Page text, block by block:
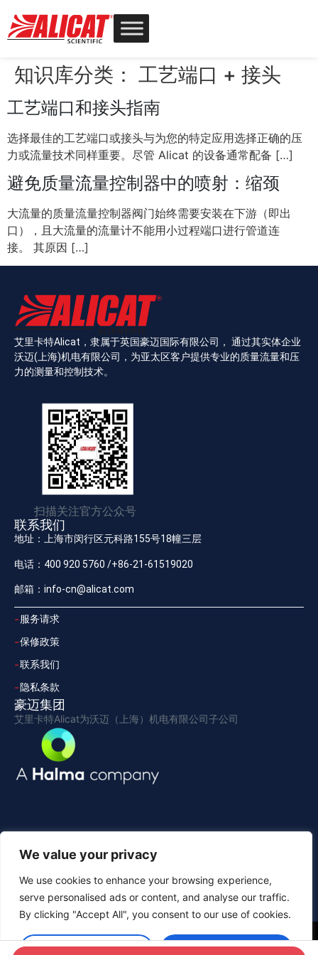
We value your privacy
We use cookies to enhance your browsing experience,
serve personalised ads or content, and analyse our traffic.
By clicking "Accept All", you consent to our use of cookies.
Customise Accept All
知识库分类： 工艺端口 + 接头
工艺端口和接头指南
选择最佳的工艺端口或接头与为您的特定应用选择正确的压
力或流量技术同样重要。尽管 Alicat 的设备通常配备 […]
避免质量流量控制器中的喷射：缩颈
大流量的质量流量控制器阀门始终需要安装在下游（即出
口），且大流量的流量计不能用小过程端口进行管道连
接。 其原因 […]
艾里卡特Alicat，隶属于英国豪迈国际有限公司， 通过其实体企业
沃迈(上海)机电有限公司，为亚太区客户提供专业的质量流量和压
力的测量和控制技术。
扫描关注官方公众号
联系我们
地址：上海市闵行区元科路155号18幢三层
电话：400 920 5760 /+86-21-61519020
邮箱：info-cn@alicat.com
服务请求
保修政策
联系我们
隐私条款
豪迈集团
艾里卡特Alicat为沃迈（上海）机电有限公司子公司
Copyright 2026 © All rights Reserved 艾里卡特Alicat